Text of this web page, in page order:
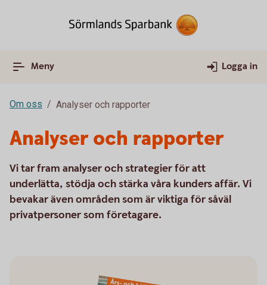
Meny Logga in
Om oss Analyser och rapporter
Analyser och rapporter
Vi tar fram analyser och strategier för att
underlätta, stödja och stärka våra kunders affär. Vi
bevakar även områden som är viktiga för såväl
privatpersoner som företagare.